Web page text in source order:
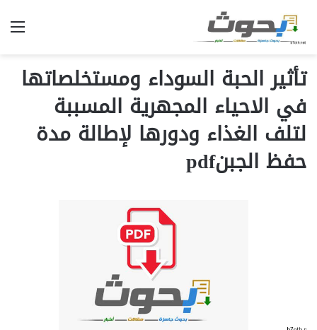
تأثير الحبة السوداء ومستخلصاتها
في الاحياء المجهرية المسببة
لتلف الغذاء ودورها لإطالة مدة
حفظ الجبنpdf